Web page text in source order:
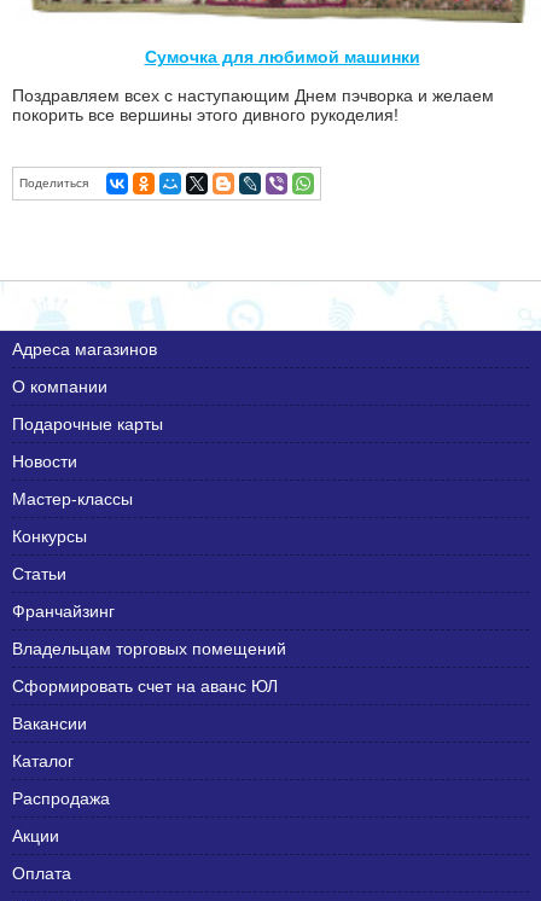
Сумочка для любимой машинки
Поздравляем всех с наступающим Днем пэчворка и желаем
покорить все вершины этого дивного рукоделия!
Поделиться
Адреса магазинов
О компании
Подарочные карты
Новости
Мастер-классы
Конкурсы
Статьи
Франчайзинг
Владельцам торговых помещений
Сформировать счет на аванс ЮЛ
Вакансии
Каталог
Распродажа
Акции
Оплата